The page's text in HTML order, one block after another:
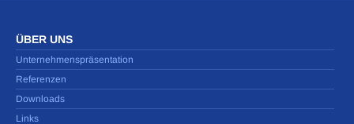
ÜBER UNS
Unternehmenspräsentation
Referenzen
Downloads
Links